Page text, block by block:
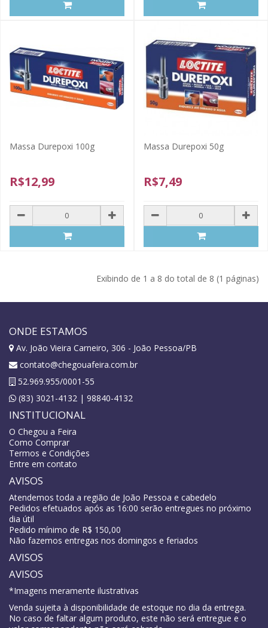
Massa Durepoxi 100g
R$12,99
Massa Durepoxi 50g
R$7,49
Exibindo de 1 a 8 do total de 8 (1 páginas)
ONDE ESTAMOS
Av. João Vieira Carneiro, 306 - João Pessoa/PB
contato@chegouafeira.com.br
52.969.955/0001-55
(83) 3021-4132 | 98840-4132
INSTITUCIONAL
O Chegou a Feira
Como Comprar
Termos e Condições
Entre em contato
AVISOS
Atendemos toda a região de João Pessoa e cabedelo
Pedidos efetuados após as 16:00 serão entregues no próximo
dia útil
Pedido mínimo de R$ 150,00
Não fazemos entregas nos domingos e feriados
AVISOS
AVISOS
*Imagens meramente ilustrativas
Venda sujeita à disponibilidade de estoque no dia da entrega.
No caso de faltar algum produto, este não será entregue e o